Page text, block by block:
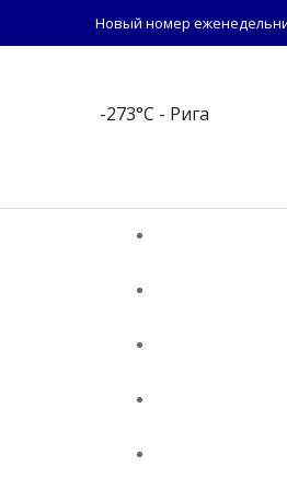
Новый номер
-273°C - Рига